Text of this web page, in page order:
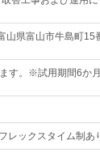
山県富山市牛島町15
す。※試用期間6か
レックスタイム制